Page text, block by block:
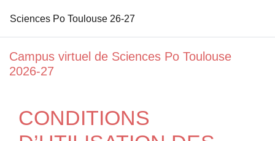
Sciences Po Toulouse 26-27
Campus virtuel de Sciences Po Toulouse
2026-27
CONDITIONS